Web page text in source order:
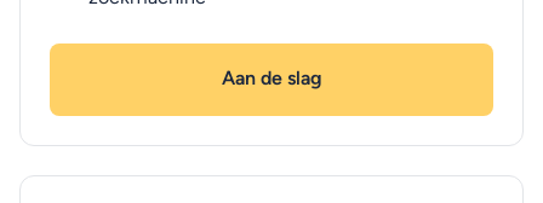
Aan de slag